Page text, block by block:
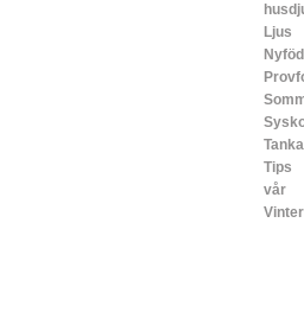
Ljus
Tips
vår
Vinter